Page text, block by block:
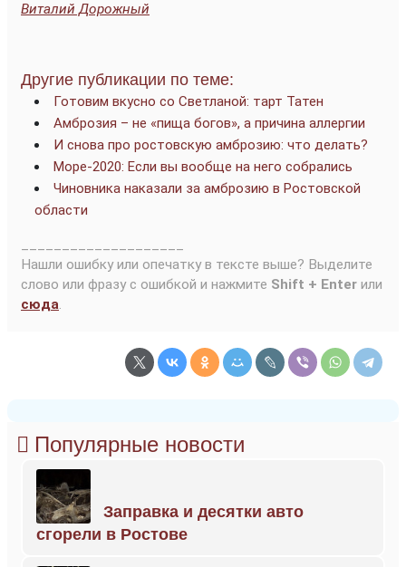
Виталий Дорожный
Другие публикации по теме:
Готовим вкусно со Светланой: тарт Татен
Амброзия – не «пища богов», а причина аллергии
И снова про ростовскую амброзию: что делать?
Море-2020: Если вы вообще на него собрались
Чиновника наказали за амброзию в Ростовской
области
Нашли ошибку или опечатку в тексте выше? Выделите
слово или фразу с ошибкой и нажмите Shift + Enter или
сюда.
Популярные новости
Заправка и десятки авто
сгорели в Ростове